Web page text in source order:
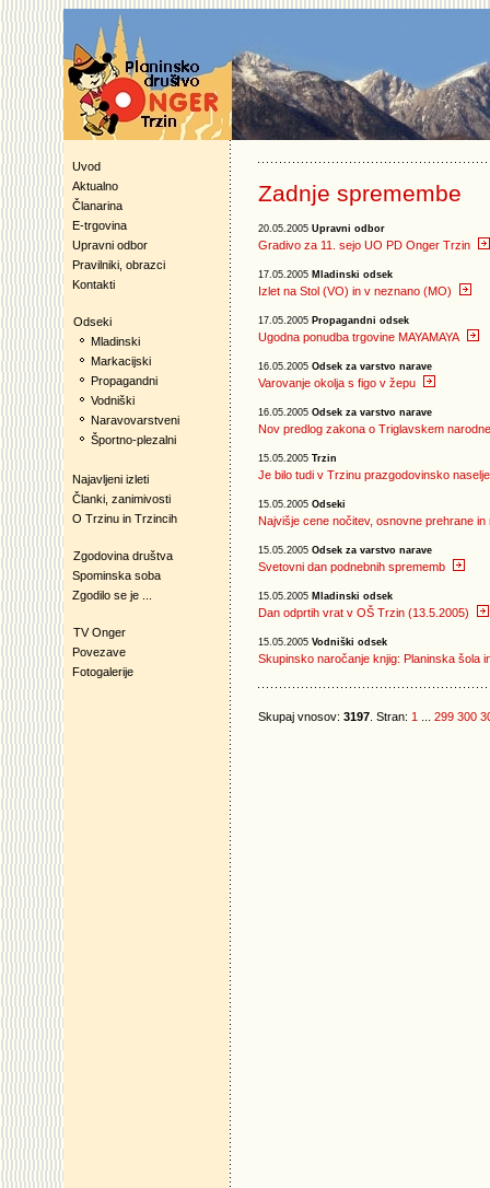
Uvod
Aktualno
Članarina
E-trgovina
Upravni odbor
Pravilniki, obrazci
Kontakti
Odseki
Mladinski
Markacijski
Propagandni
Vodniški
Naravovarstveni
Športno-plezalni
Najavljeni izleti
Članki, zanimivosti
O Trzinu in Trzincih
Zgodovina društva
Spominska soba
Zgodilo se je ...
TV Onger
Povezave
Fotogalerije
Zadnje spremembe
20.05.2005 Upravni odbor
Gradivo za 11. sejo UO PD Onger Trzin
17.05.2005 Mladinski odsek
Izlet na Stol (VO) in v neznano (MO)
17.05.2005 Propagandni odsek
Ugodna ponudba trgovine MAYAMAYA
16.05.2005 Odsek za varstvo narave
Varovanje okolja s figo v žepu
16.05.2005 Odsek za varstvo narave
Nov predlog zakona o Triglavskem
15.05.2005 Trzin
Je bilo tudi v Trzinu prazgodovinsko
15.05.2005 Odseki
Najvišje cene nočitev, osnovne prehrane in
15.05.2005 Odsek za varstvo narave
Svetovni dan podnebnih sprememb
15.05.2005 Mladinski odsek
Dan odprtih vrat v OŠ Trzin (13.5.2005)
15.05.2005 Vodniški odsek
Skupinsko naročanje knjig: Planinska šola
Skupaj vnosov: 3197 . Stran: 1 299 300